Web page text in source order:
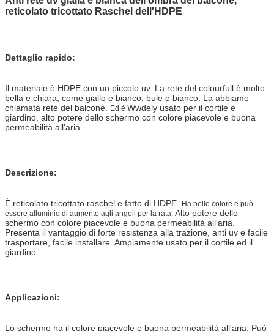
reticolato tricottato Raschel dell'HDPE
Dettaglio rapido:
Il materiale è HDPE con un piccolo uv. La rete del colourfull è molto
bella e chiara, come giallo e bianco, bule e bianco. La abbiamo
chiamata rete del balcone.
Ed è Wwdely usato per il cortile e
giardino, alto potere dello schermo con colore piacevole e buona
permeabilità all'aria.
Descrizione:
È reticolato tricottato raschel e fatto di HDPE.
Ha bello colore e può
essere alluminio di aumento agli angoli per la rata. Alto potere dello
schermo con colore piacevole e buona permeabilità all'aria.
Presenta il vantaggio di forte resistenza alla trazione, anti uv e facile
trasportare, facile installare. Ampiamente usato per il cortile ed il
giardino.
Applicazioni:
Lo schermo ha il colore piacevole e buona permeabilità all'aria. Può